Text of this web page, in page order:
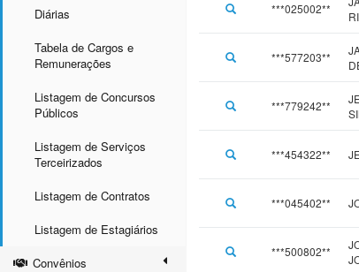
Diárias
Tabela de Cargos e
Remunerações
Listagem de Concursos
Públicos
Listagem de Serviços
Terceirizados
Listagem de Contratos
Listagem de Estagiários
Convênios
***025002**
***577203**
***779242**
***454322**
***045402**
***500802**